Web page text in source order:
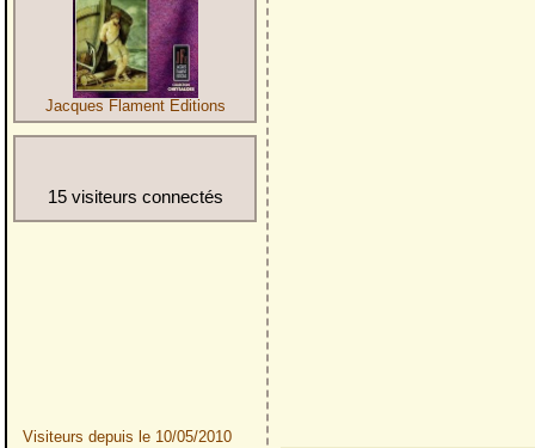
Jacques Flament Editions
15 visiteurs connectés
Visiteurs depuis le 10/05/2010